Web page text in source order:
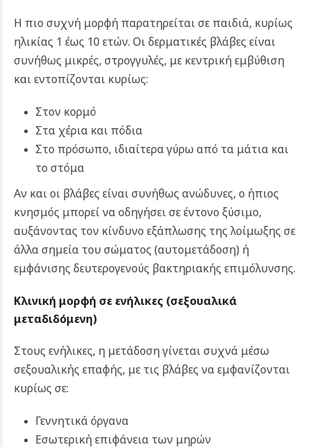
Η πιο συχνή μορφή παρατηρείται σε παιδιά, κυρίως
ηλικίας 1 έως 10 ετών. Οι δερματικές βλάβες είναι
συνήθως μικρές, στρογγυλές, με κεντρική εμβύθιση
και εντοπίζονται κυρίως:
Στον κορμό
Στα χέρια και πόδια
Στο πρόσωπο, ιδιαίτερα γύρω από τα μάτια και
το στόμα
Αν και οι βλάβες είναι συνήθως ανώδυνες, ο ήπιος
κνησμός μπορεί να οδηγήσει σε έντονο ξύσιμο,
αυξάνοντας τον κίνδυνο εξάπλωσης της λοίμωξης σε
άλλα σημεία του σώματος (αυτομετάδοση) ή
εμφάνισης δευτερογενούς βακτηριακής επιμόλυνσης.
Κλινική μορφή σε ενήλικες (σεξουαλικά
μεταδιδόμενη)
Στους ενήλικες, η μετάδοση γίνεται συχνά μέσω
σεξουαλικής επαφής, με τις βλάβες να εμφανίζονται
κυρίως σε:
Γεννητικά όργανα
Εσωτερική επιφάνεια των μηρών